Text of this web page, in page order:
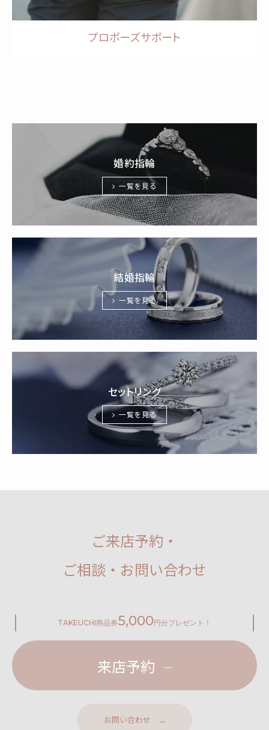
プロポーズサポート
婚約指輪
一覧を見る
結婚指輪
一覧を見る
セットリング
一覧を見る
ご来店予約・
ご相談・お問い合わせ
TAKEUCHI商品券5,000 円分プレゼント！
来店予約
お問い合わせ